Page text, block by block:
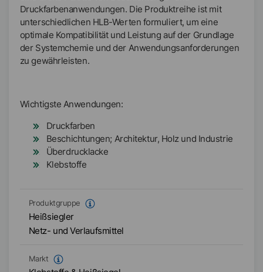
Druckfarbenanwendungen. Die Produktreihe ist mit
unterschiedlichen HLB-Werten formuliert, um eine
optimale Kompatibilität und Leistung auf der Grundlage
der Systemchemie und der Anwendungsanforderungen
zu gewährleisten.
Wichtigste Anwendungen:
Druckfarben
Beschichtungen; Architektur, Holz und Industrie
Überdrucklacke
Klebstoffe
Produktgruppe
Heißsiegler
Netz- und Verlaufsmittel
Markt